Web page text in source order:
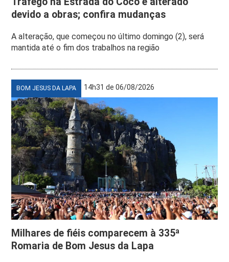
devido a obras; confira mudanças
A alteração, que começou no último domingo (2), será
mantida até o fim dos trabalhos na região
BOM JESUS DA LAPA 14h31 de 06/08/2026
Milhares de fiéis comparecem à 335ª
Romaria de Bom Jesus da Lapa